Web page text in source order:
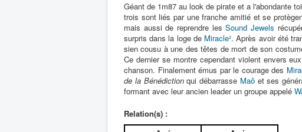
Géant de 1m87 au look de pirate et a l'abondante
trois sont liés par une franche amitié et se
mais aussi de reprendre lesSound Jewels
surpris dans la loge de Miracle². Après avoir été
sien cousu à une des têtes de mort de son
Ce dernier se montre cependant violent envers
chanson. Finalement émus par le courage des
de la Bénédictionqui débarrasse Maôet ses
formant avec leur ancien leader un groupe appelé
Relation(s) :